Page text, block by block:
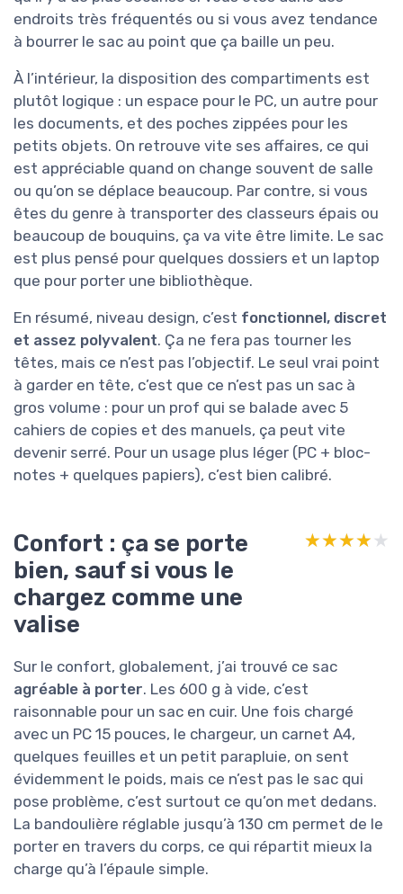
endroits très fréquentés ou si vous avez tendance
à bourrer le sac au point que ça baille un peu.
À l’intérieur, la disposition des compartiments est
plutôt logique : un espace pour le PC, un autre pour
les documents, et des poches zippées pour les
petits objets. On retrouve vite ses affaires, ce qui
est appréciable quand on change souvent de salle
ou qu’on se déplace beaucoup. Par contre, si vous
êtes du genre à transporter des classeurs épais ou
beaucoup de bouquins, ça va vite être limite. Le sac
est plus pensé pour quelques dossiers et un laptop
que pour porter une bibliothèque.
En résumé, niveau design, c’est fonctionnel, discret
et assez polyvalent. Ça ne fera pas tourner les
têtes, mais ce n’est pas l’objectif. Le seul vrai point
à garder en tête, c’est que ce n’est pas un sac à
gros volume : pour un prof qui se balade avec 5
cahiers de copies et des manuels, ça peut vite
devenir serré. Pour un usage plus léger (PC + bloc-
notes + quelques papiers), c’est bien calibré.
Confort : ça se porte
bien, sauf si vous le
chargez comme une
valise
★★★★★
★★★★★
Sur le confort, globalement, j’ai trouvé ce sac
agréable à porter. Les 600 g à vide, c’est
raisonnable pour un sac en cuir. Une fois chargé
avec un PC 15 pouces, le chargeur, un carnet A4,
quelques feuilles et un petit parapluie, on sent
évidemment le poids, mais ce n’est pas le sac qui
pose problème, c’est surtout ce qu’on met dedans.
La bandoulière réglable jusqu’à 130 cm permet de le
porter en travers du corps, ce qui répartit mieux la
charge qu’à l’épaule simple.